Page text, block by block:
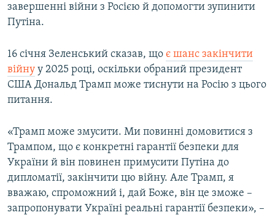
завершенні війни з Росією й допомогти зупинити
Путіна.
16 січня Зеленський сказав, що є шанс закінчити
війну у 2025 році, оскільки обраний президент
США Дональд Трамп може тиснути на Росію з цього
питання.
«Трамп може змусити. Ми повинні домовитися з
Трампом, що є конкретні гарантії безпеки для
України й він повинен примусити Путіна до
дипломатії, закінчити цю війну. Але Трамп, я
вважаю, спроможний і, дай Боже, він це зможе –
запропонувати Україні реальні гарантії безпеки», –